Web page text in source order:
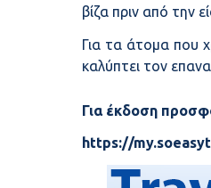
βίζα πριν από την
Για τα άτομα που
καλύπτει τον
Για έκδοση
https://